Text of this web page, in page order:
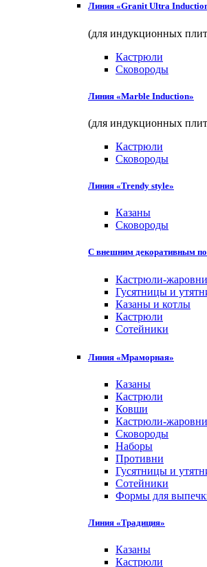
Линия «Granit Ultra
(для индукционных
Кастрюли
Сковороды
Линия «Marble Induction»
(для индукционных
Кастрюли
Сковороды
Линия «Trendy style»
Казаны
Сковороды
С внешним декоративным
Кастрюли-жаровни
Гусятницы и
Казаны и котлы
Кастрюли
Сотейники
Линия «Мраморная»
Казаны
Кастрюли
Ковши
Кастрюли-жаровни
Сковороды
Наборы
Противни
Гусятницы и
Сотейники
Формы для
Линия «Традиция»
Казаны
Кастрюли